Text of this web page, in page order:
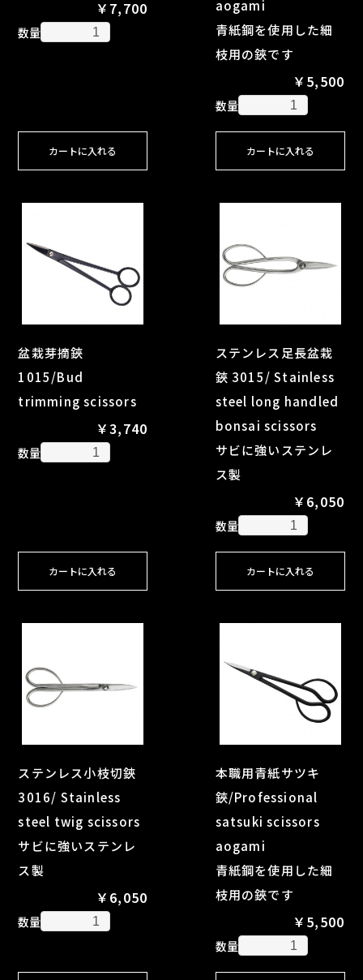
￥7,700
数量
カートに入れる
aogami
青紙鋼を使用した細
枝用の鋏です
￥5,500
数量
カートに入れる
盆栽芽摘鋏
1015/Bud
trimming scissors
￥3,740
数量
カートに入れる
ステンレス足長盆栽
鋏 3015/ Stainless
steel long handled
bonsai scissors
サビに強いステンレ
ス製
￥6,050
数量
カートに入れる
ステンレス小枝切鋏
3016/ Stainless
steel twig scissors
サビに強いステンレ
ス製
￥6,050
数量
本職用青紙サツキ
鋏/Professional
satsuki scissors
aogami
青紙鋼を使用した細
枝用の鋏です
￥5,500
数量